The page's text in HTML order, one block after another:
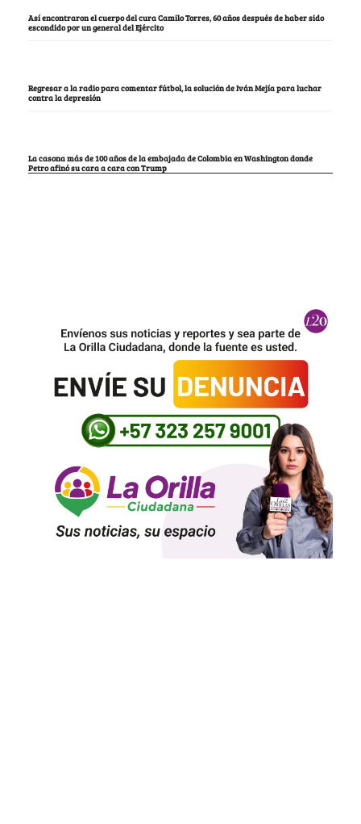
Así encontraron el cuerpo del cura Camilo Torres, 60 años después de haber sido
escondido por un general del Ejército
Regresar a la radio para comentar fútbol, la solución de Iván Mejía para luchar
contra la depresión
La casona más de 100 años de la embajada de Colombia en Washington donde
Petro afinó su cara a cara con Trump